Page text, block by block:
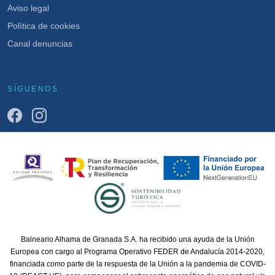
Aviso legal
Política de cookies
Canal denuncias
SÍGUENOS
Balneario Alhama de Granada S.A. ha recibido una ayuda de la Unión
Europea con cargo al Programa Operativo FEDER de Andalucía 2014-2020,
financiada como parte de la respuesta de la Unión a la pandemia de COVID-